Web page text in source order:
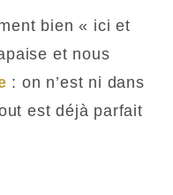
bien « ici et
et nous
: on n’est ni dans
est déjà parfait